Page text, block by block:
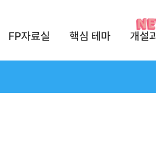
FP자료실 핵심 테마 개설